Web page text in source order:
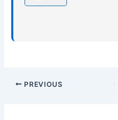
PREVIOUS